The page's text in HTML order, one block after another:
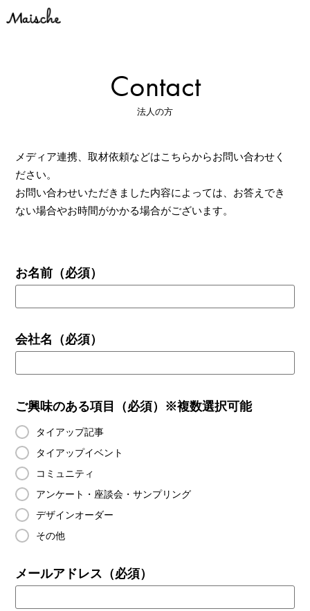
Contact
法人の方
メディア連携、取材依頼などはこちらからお問い合わせく
ださい。
お問い合わせいただきました内容によっては、お答えでき
ない場合やお時間がかかる場合がございます。
お名前 （必須）
会社名 （必須）
ご興味のある項目 （必須）※複数選択可能
タイアップ記事
タイアップイベント
コミュニティ
アンケート・座談会・サンプリング
デザインオーダー
その他
メールアドレス （必須）